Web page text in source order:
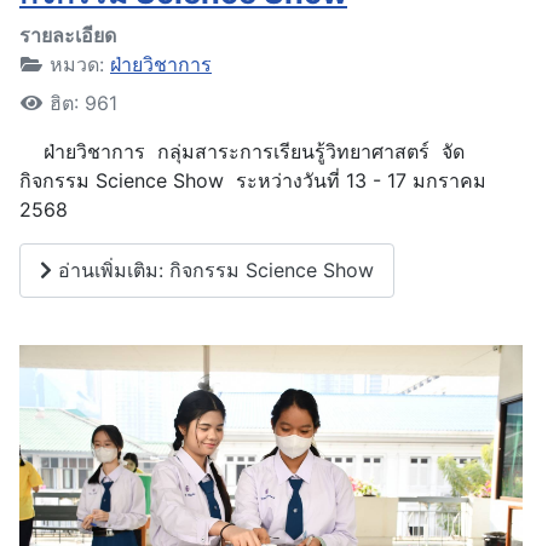
รายละเอียด
หมวด: ฝ่ายวิชาการ
ฮิต: 961
ฝ่ายวิชาการ กลุ่มสาระการเรียนรู้วิทยาศาสตร์ จัด
กิจกรรม Science Show ระหว่างวันที่ 13 - 17 มกราคม
2568
อ่านเพิ่มเติม: กิจกรรม Science Show